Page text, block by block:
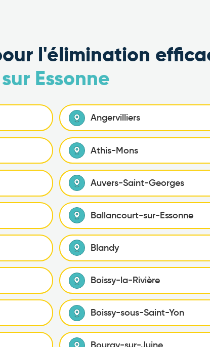
l'élimination
Essonne
Angervilliers
Athis-Mons
Auvers-Saint-Georges
Ballancourt-sur-Essonne
Blandy
Boissy-la-Rivière
Boissy-sous-Saint-Yon